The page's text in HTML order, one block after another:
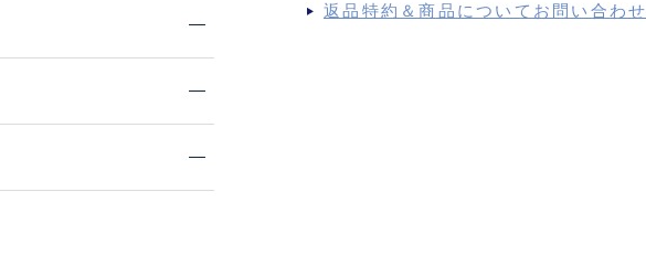
返品特約＆商品についてお問い合わせ